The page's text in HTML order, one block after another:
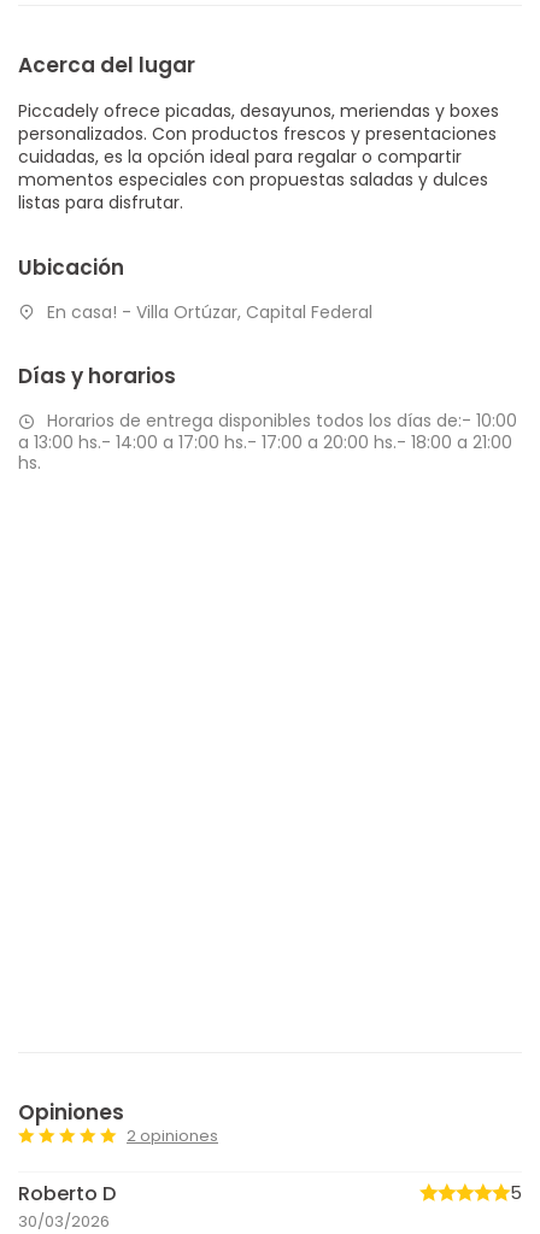
Acerca del lugar
Piccadely ofrece picadas, desayunos, meriendas y boxes
personalizados. Con productos frescos y presentaciones
cuidadas, es la opción ideal para regalar o compartir
momentos especiales con propuestas saladas y dulces
listas para disfrutar.
Ubicación
En casa! - Villa Ortúzar, Capital Federal
Días y horarios
Horarios de entrega disponibles todos los días de:- 10:00
a 13:00 hs.- 14:00 a 17:00 hs.- 17:00 a 20:00 hs.- 18:00 a 21:00
hs.
Opiniones
2 opiniones
Roberto D
30/03/2026
5